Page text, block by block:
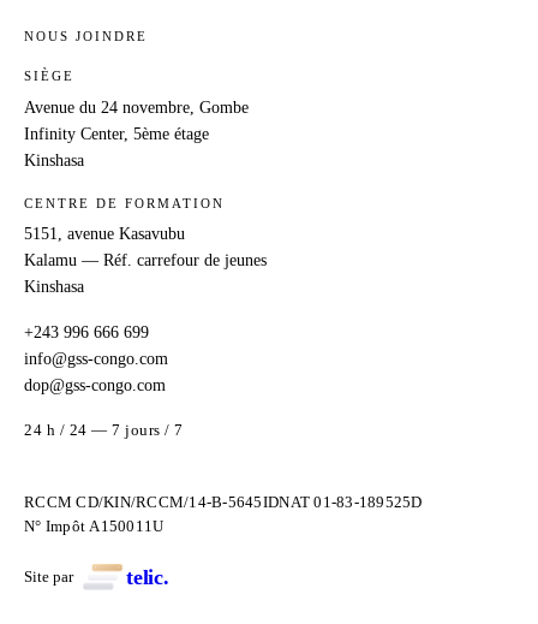
NOUS JOINDRE
SIÈGE
Avenue du 24 novembre, Gombe
Infinity Center, 5ème étage
Kinshasa
CENTRE DE FORMATION
5151, avenue Kasavubu
Kalamu — Réf. carrefour de jeunes
Kinshasa
+243 996 666 699
info@gss-congo.com
dop@gss-congo.com
24 h / 24 — 7 jours / 7
RCCM CD/KIN/RCCM/14-B-5645IDNAT 01-83-189525D
N° Impôt A150011U
Site par telic.